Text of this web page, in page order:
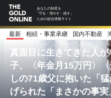
あなたの財産を
「守る・増やす・残す」
ための総合情報サイト
最新 相続・事業承継 国内不動産
真面目に生きてきた人
子、〈年金月15万円〉
しの71歳父に抱いた「
げられた「まさかの事実